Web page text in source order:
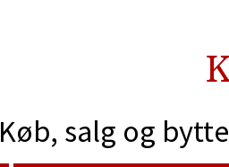
Køb, salg og